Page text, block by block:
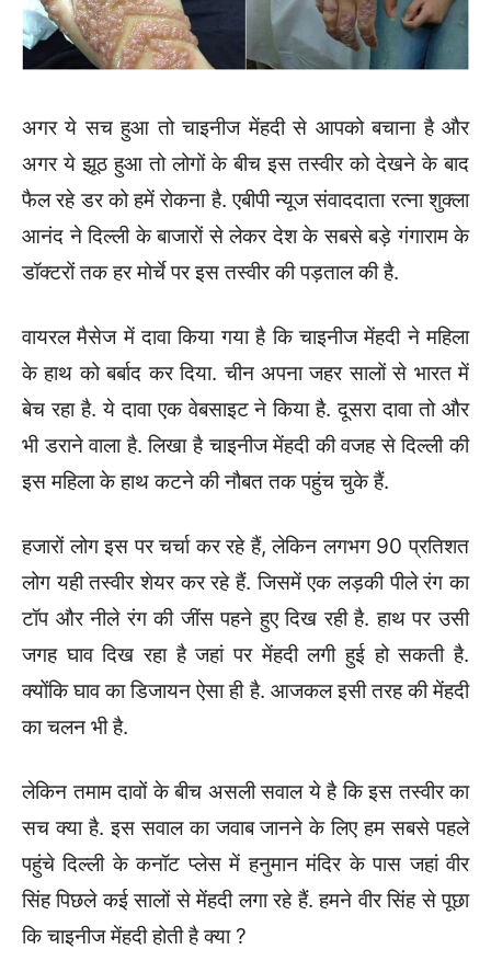
अगर ये सच हुआ तो चाइनीज मेंहदी से आपको बचाना है और
अगर ये झूठ हुआ तो लोगों के बीच इस तस्वीर को देखने के बाद
फैल रहे डर को हमें रोकना है. एबीपी न्यूज संवाददाता रत्ना शुक्ला
आनंद ने दिल्ली के बाजारों से लेकर देश के सबसे बड़े गंगाराम के
डॉक्टरों तक हर मोर्चे पर इस तस्वीर की पड़ताल की है.
वायरल मैसेज में दावा किया गया है कि चाइनीज मेंहदी ने महिला
के हाथ को बर्बाद कर दिया. चीन अपना जहर सालों से भारत में
बेच रहा है. ये दावा एक वेबसाइट ने किया है. दूसरा दावा तो और
भी डराने वाला है. लिखा है चाइनीज मेंहदी की वजह से दिल्ली की
इस महिला के हाथ कटने की नौबत तक पहुंच चुके हैं.
हजारों लोग इस पर चर्चा कर रहे हैं, लेकिन लगभग 90 प्रतिशत
लोग यही तस्वीर शेयर कर रहे हैं. जिसमें एक लड़की पीले रंग का
टॉप और नीले रंग की जींस पहने हुए दिख रही है. हाथ पर उसी
जगह घाव दिख रहा है जहां पर मेंहदी लगी हुई हो सकती है.
क्योंकि घाव का डिजायन ऐसा ही है. आजकल इसी तरह की मेंहदी
का चलन भी है.
लेकिन तमाम दावों के बीच असली सवाल ये है कि इस तस्वीर का
सच क्या है. इस सवाल का जवाब जानने के लिए हम सबसे पहले
पहुंचे दिल्ली के कनॉट प्लेस में हनुमान मंदिर के पास जहां वीर
सिंह पिछले कई सालों से मेंहदी लगा रहे हैं. हमने वीर सिंह से पूछा
कि चाइनीज मेंहदी होती है क्या ?